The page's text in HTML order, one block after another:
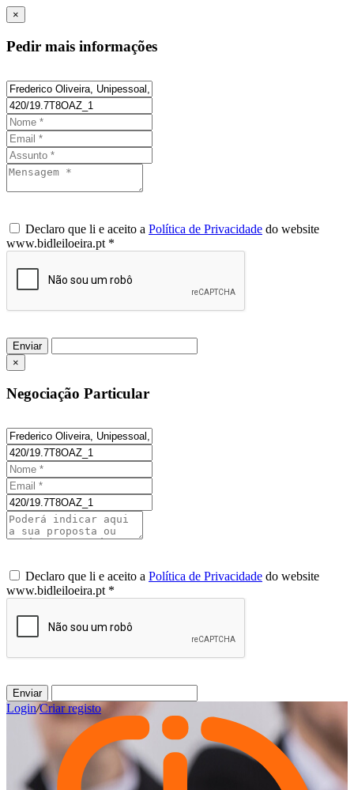
×
Pedir mais informações
Declaro que li e aceito a Política de Privacidade do website
www.bidleiloeira.pt *
Enviar
×
Negociação Particular
Declaro que li e aceito a Política de Privacidade do website
www.bidleiloeira.pt *
Enviar
Login/Criar registo